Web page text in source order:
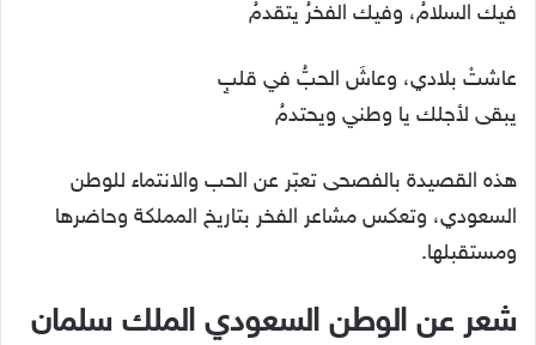
فيك السلامُ، وفيك الفخرُ يتقدمُ
عاشتْ بلادي، وعاشَ الحبُّ في قلبٍ
يبقى لأجلك يا وطني ويحتدمُ
هذه القصيدة بالفصحى تعبّر عن الحب والانتماء للوطن
السعودي، وتعكس مشاعر الفخر بتاريخ المملكة وحاضرها
ومستقبلها.
شعر عن الوطن السعودي الملك سلمان